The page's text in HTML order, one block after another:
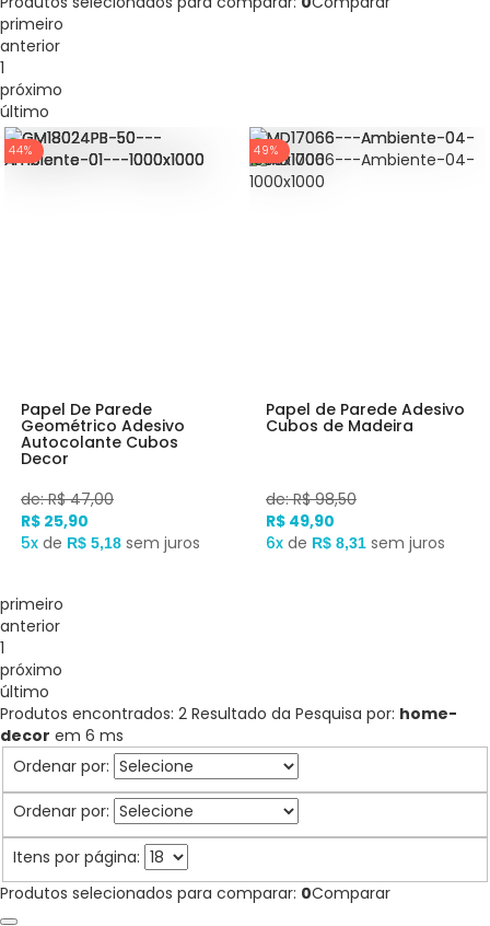
primeiro
anterior
1
próximo
último
44%
Papel De Parede
Geométrico Adesivo
Autocolante Cubos
Decor
de: R$ 47,00
R$ 25,90
5x de R$ 5,18 sem juros
49%
Papel de Parede Adesivo
Cubos de Madeira
de: R$ 98,50
R$ 49,90
6x de R$ 8,31 sem juros
primeiro
anterior
1
próximo
último
Produtos encontrados: 2 Resultado da Pesquisa por: home-
decor em 6 ms
Ordenar por:
Ordenar por:
Itens por página:
Produtos selecionados para comparar: 0Comparar